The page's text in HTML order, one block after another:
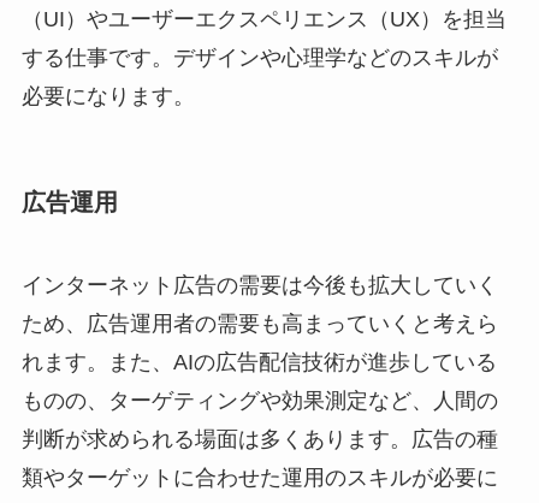
（UI）やユーザーエクスペリエンス（UX）を担当
する仕事です。デザインや心理学などのスキルが
必要になります。
広告運用
インターネット広告の需要は今後も拡大していく
ため、広告運用者の需要も高まっていくと考えら
れます。また、AIの広告配信技術が進歩している
ものの、ターゲティングや効果測定など、人間の
判断が求められる場面は多くあります。広告の種
類やターゲットに合わせた運用のスキルが必要に